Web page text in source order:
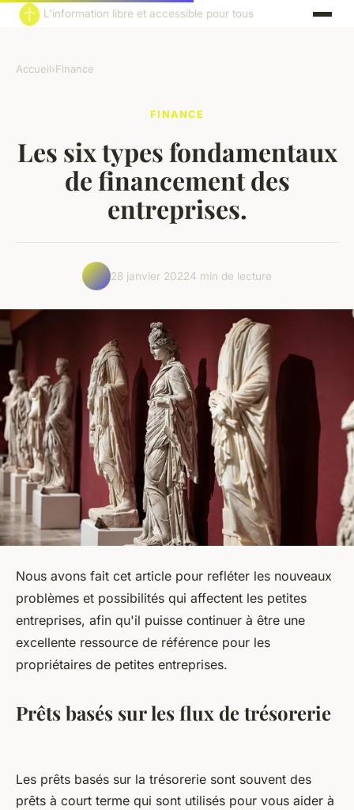
L'information libre et accessible pour tous
Accueil›Finance
FINANCE
Les six types fondamentaux
de financement des
entreprises.
28 janvier 20224 min de lecture
Nous avons fait cet article pour refléter les nouveaux
problèmes et possibilités qui affectent les petites
entreprises, afin qu'il puisse continuer à être une
excellente ressource de référence pour les
propriétaires de petites entreprises.
Prêts basés sur les flux de trésorerie
Les prêts basés sur la trésorerie sont souvent des
prêts à court terme qui sont utilisés pour vous aider à